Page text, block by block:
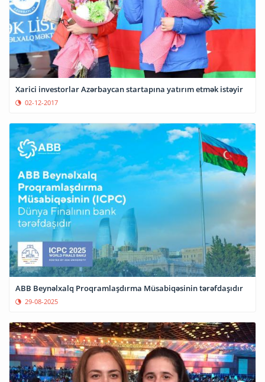
Xarici investorlar Azərbaycan startapına yatırım etmək istəyir
02-12-2017
ABB Beynəlxalq Proqramlaşdırma Müsabiqəsinin tərəfdaşıdır
29-08-2025